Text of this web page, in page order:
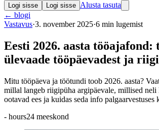
Logi sisse Logi sisse Alusta tasuta
← blogi
Vastavus·3. november 2025·6 min lugemist
Eesti 2026. aasta tööajafond:
ülevaade tööpäevadest ja
Mitu tööpäeva ja töötundi toob 2026. aasta?
millal langeb riigipüha argipäevale, millised neli
ootavad ees ja kuidas seda info palgaarvestuses
- hours24 meeskond